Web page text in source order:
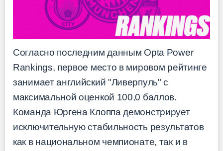
Согласно последним данным Opta Power
Rankings, первое место в мировом рейтинге
занимает английский "Ливерпуль" с
максимальной оценкой 100,0 баллов.
Команда Юргена Клоппа демонстрирует
исключительную стабильность результатов
как в национальном чемпионате, так и в